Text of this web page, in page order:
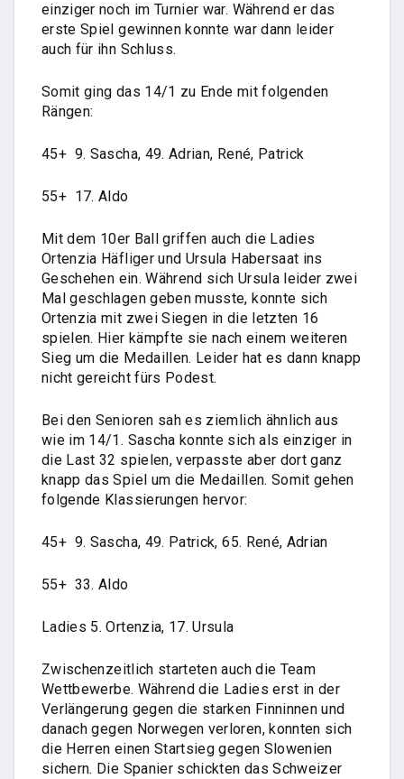
einziger noch im Turnier war. Während er das
erste Spiel gewinnen konnte war dann leider
auch für ihn Schluss.
Somit ging das 14/1 zu Ende mit folgenden
Rängen:
45+ 9. Sascha, 49. Adrian, René, Patrick
55+ 17. Aldo
Mit dem 10er Ball griffen auch die Ladies
Ortenzia Häfliger und Ursula Habersaat ins
Geschehen ein. Während sich Ursula leider zwei
Mal geschlagen geben musste, konnte sich
Ortenzia mit zwei Siegen in die letzten 16
spielen. Hier kämpfte sie nach einem weiteren
Sieg um die Medaillen. Leider hat es dann knapp
nicht gereicht fürs Podest.
Bei den Senioren sah es ziemlich ähnlich aus
wie im 14/1. Sascha konnte sich als einziger in
die Last 32 spielen, verpasste aber dort ganz
knapp das Spiel um die Medaillen. Somit gehen
folgende Klassierungen hervor:
45+ 9. Sascha, 49. Patrick, 65. René, Adrian
55+ 33. Aldo
Ladies 5. Ortenzia, 17. Ursula
Zwischenzeitlich starteten auch die Team
Wettbewerbe. Während die Ladies erst in der
Verlängerung gegen die starken Finninnen und
danach gegen Norwegen verloren, konnten sich
die Herren einen Startsieg gegen Slowenien
sichern. Die Spanier schickten das Schweizer